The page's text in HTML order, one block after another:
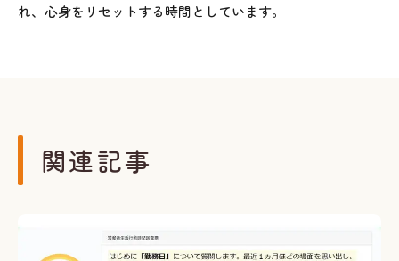
れ、心身をリセットする時間としています。
関連記事